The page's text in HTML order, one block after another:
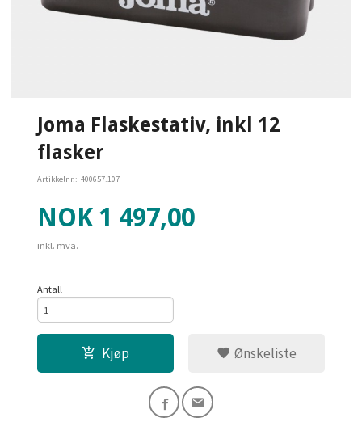
Joma Flaskestativ, inkl 12
flasker
Artikkelnr.: 400657.107
Pris
NOK 1 497,00
inkl. mva.
Antall
Kjøp Ønskeliste